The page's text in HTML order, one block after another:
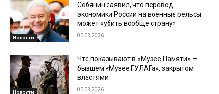
Новости
Собянин заявил, что перевод
экономики России на военные рельсы
может «убить вообще страну»
05.08.2026
Новости
Что показывают в «Музее Памяти» —
бывшем «Музее ГУЛАГа», закрытом
властями
05.08.2026